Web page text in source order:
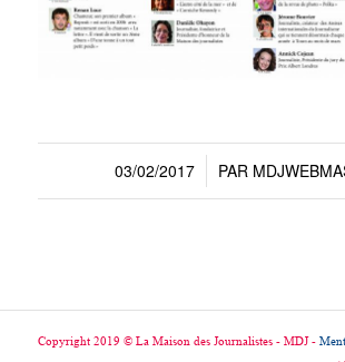
03/02/2017
/ PAR
Copyright 2019 © La Maison des Journalistes - MDJ -